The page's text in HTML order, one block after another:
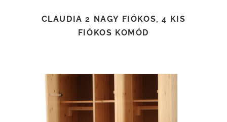
CLAUDIA 2 NAGY FIÓKOS, 4 KIS
FIÓKOS KOMÓD